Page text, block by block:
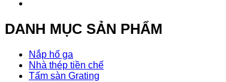
DANH MỤC SẢN PHẨM
Nắp hố ga
Nhà thép tiền chế
Tấm sàn Grating